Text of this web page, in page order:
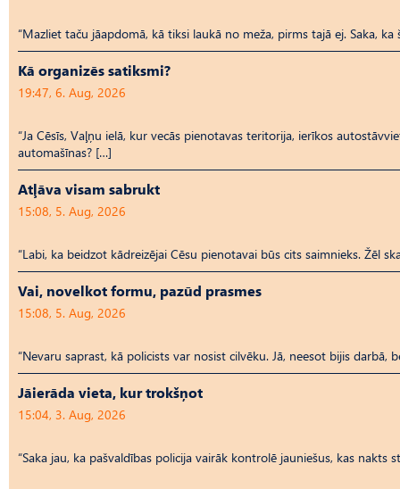
“Mazliet taču jāapdomā, kā tiksi laukā no meža, pirms tajā ej. Saka,
Kā organizēs satiksmi?
19:47, 6. Aug, 2026
“Ja Cēsīs, Vaļņu ielā, kur vecās pienotavas teritorija, ierīkos
automašīnas? […]
Atļāva visam sabrukt
15:08, 5. Aug, 2026
“Labi, ka beidzot kādreizējai Cēsu pienotavai būs cits saimnieks. Žēl
Vai, novelkot formu, pazūd prasmes
15:08, 5. Aug, 2026
“Nevaru saprast, kā policists var nosist cilvēku. Jā, neesot bijis darbā,
Jāierāda vieta, kur trokšņot
15:04, 3. Aug, 2026
“Saka jau, ka pašvaldības policija vairāk kontrolē jauniešus, kas nakts